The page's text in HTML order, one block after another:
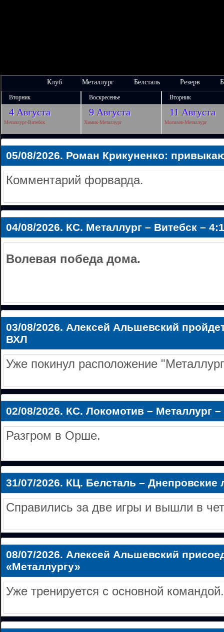
Клуб Металлург Белсталь Резерв
Вторник Воскресенье Вторник
4 Августа 9 Августа 11 Августа
Металлург-Витебск Химик-Металлург Могилев-Металлург
05/08/2026. Роман Крикуненко:
Комментарий форварда.
04/08/2026. КС. Металлург – Витебск – 4:1
Волевая победа дома.
03/08/2026. Алексей Альшевский
ВХЛ
Уже покинул расположение
02/08/2026. КС. Локомотив – Металлург –
Разгром в Орше.
31/07/2026. КЦ. Белсталь – Днепровские
Справились за две игры и вышли в
08/07/2026. Алексей Альшевский
«Металлургу»
Уже тренируется с основной командой.